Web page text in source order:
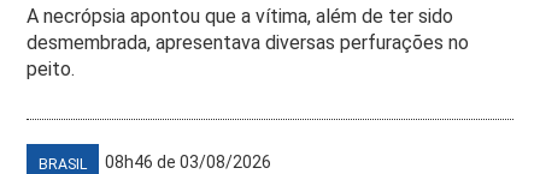
A necrópsia apontou que a vítima, além de ter sido
desmembrada, apresentava diversas perfurações no
peito.
BRASIL 08h46 de 03/08/2026